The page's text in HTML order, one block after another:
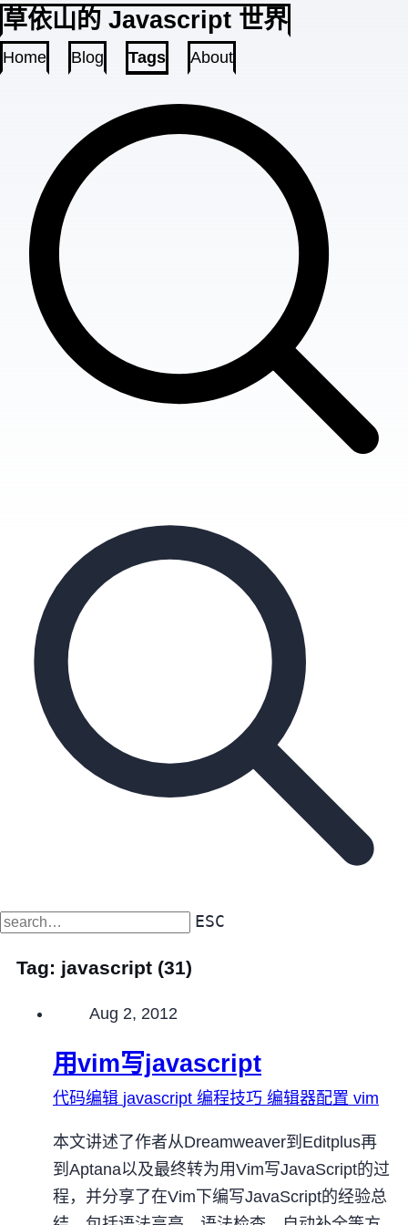
草依山的 Javascript 世界
Home Blog Tags About
ESC
Tag: javascript (31)
Published on
Aug 2, 2012
用vim写javascript
代码编辑 javascript 编程技巧 编辑器配置 vim
本文讲述了作者从Dreamweaver到Editplus再
到Aptana以及最终转为用Vim写JavaScript的过
程，并分享了在Vim下编写JavaScript的经验总